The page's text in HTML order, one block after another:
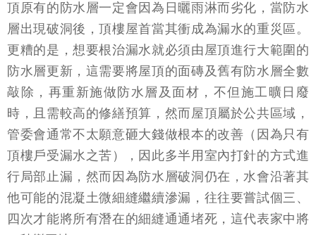
頂原有的防水層一定會因為日曬雨淋而劣化，當防水
層出現破洞後，頂樓屋首當其衝成為漏水的重災區。
更糟的是，想要根治漏水就必須由屋頂進行大範圍的
防水層更新，這需要將屋頂的面磚及舊有防水層全數
敲除，再重新施做防水層及面材，不但施工曠日廢
時，且需較高的修繕預算，然而屋頂屬於公共區域，
管委會通常不太願意砸大錢做根本的改善（因為只有
頂樓戶受漏水之苦），因此多半用室內打針的方式進
行局部止漏，然而因為防水層破洞仍在，水會沿著其
他可能的混凝土微細縫繼續滲漏，往往要嘗試個三、
四次才能將所有潛在的細縫通通堵死，這代表家中將